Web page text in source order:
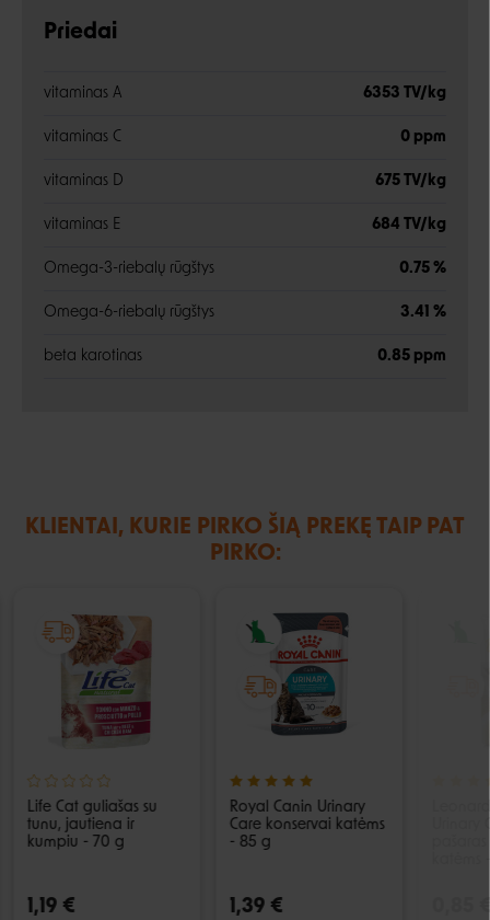
Priedai
vitaminas A 6353 TV/kg
vitaminas C 0 ppm
vitaminas D 675 TV/kg
vitaminas E 684 TV/kg
Omega-3-riebalų rūgštys 0.75 %
Omega-6-riebalų rūgštys 3.41 %
beta karotinas 0.85 ppm
KLIENTAI, KURIE PIRKO ŠIĄ PREKĘ TAIP PAT
PIRKO:
Life Cat guliašas su
tunu, jautiena ir
kumpiu - 70 g
1,19 €
Royal Canin Urinary
Care konservai katėms
- 85 g
1,39 €